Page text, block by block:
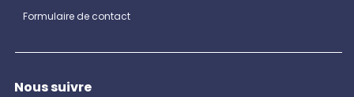
Formulaire de contact
Nous suivre